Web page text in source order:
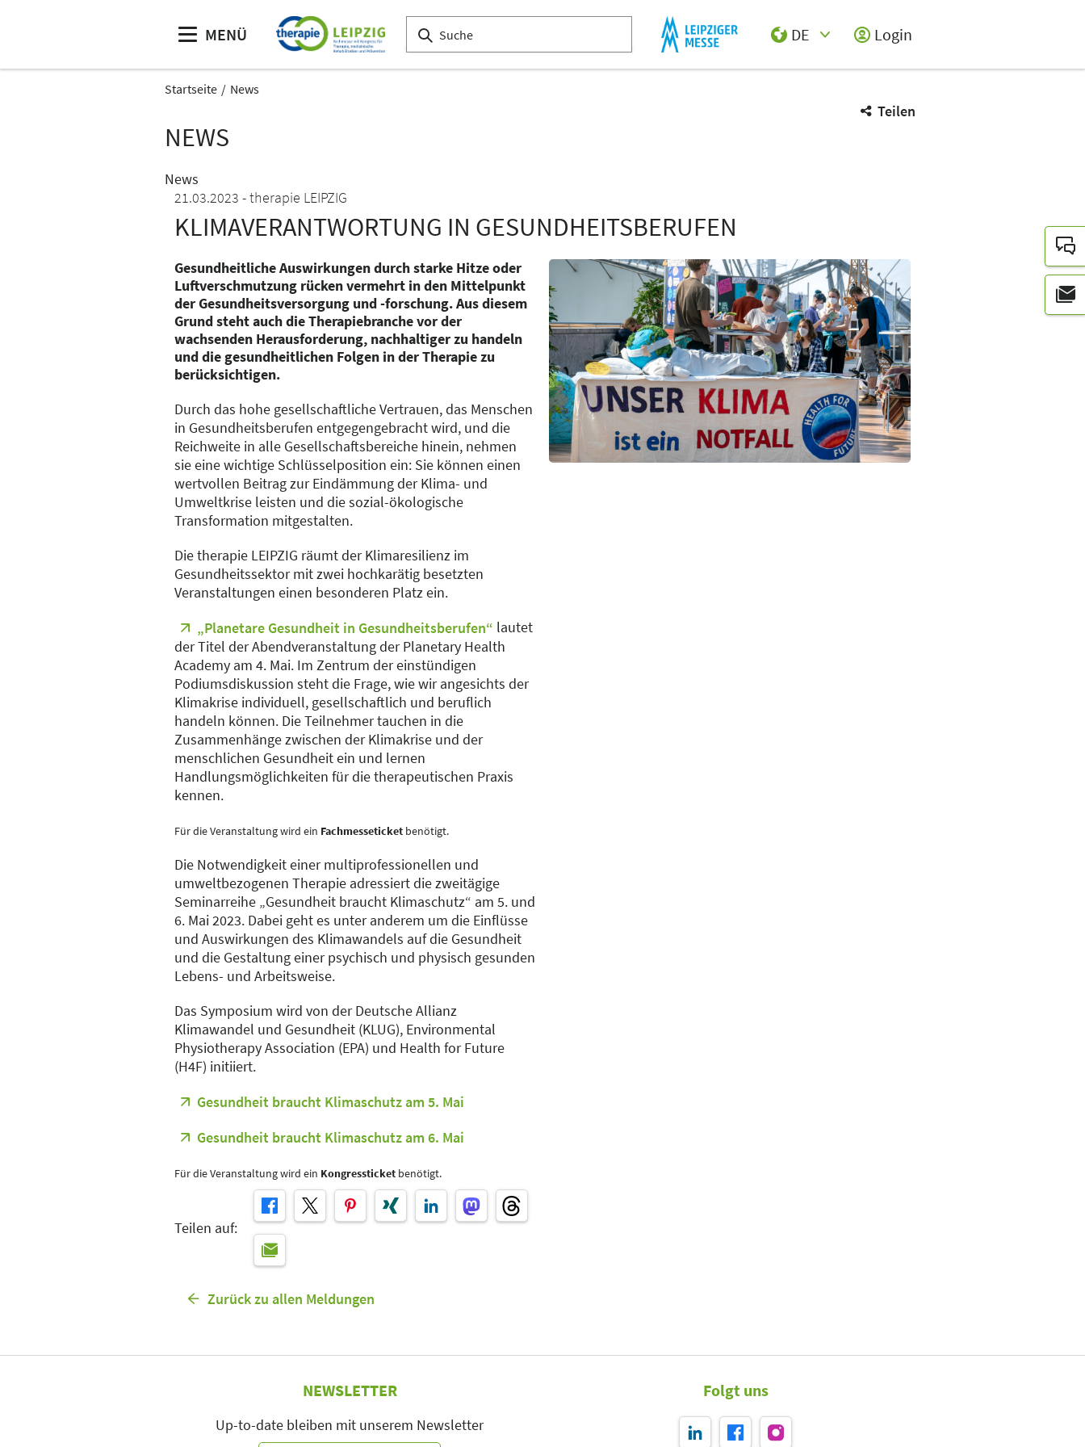
MENÜ
DE
Login
Startseite News
Teilen
NEWS
News
21.03.2023
therapie LEIPZIG
KLIMAVERANTWORTUNG IN GESUNDHEITSBERUFEN
Gesundheitliche Auswirkungen durch starke Hitze oder
Luftverschmutzung rücken vermehrt in den Mittelpunkt
der Gesundheitsversorgung und -forschung. Aus diesem
Grund steht auch die Therapiebranche vor der
wachsenden Herausforderung, nachhaltiger zu handeln
und die gesundheitlichen Folgen in der Therapie zu
berücksichtigen.
Durch das hohe gesellschaftliche Vertrauen, das Menschen
in Gesundheitsberufen entgegengebracht wird, und die
Reichweite in alle Gesellschaftsbereiche hinein, nehmen
sie eine wichtige Schlüsselposition ein: Sie können einen
wertvollen Beitrag zur Eindämmung der Klima- und
Umweltkrise leisten und die sozial-ökologische
Transformation mitgestalten.
Die therapie LEIPZIG räumt der Klimaresilienz im
Gesundheitssektor mit zwei hochkarätig besetzten
Veranstaltungen einen besonderen Platz ein.
„Planetare Gesundheit in Gesundheitsberufen“ lautet
der Titel der Abendveranstaltung der Planetary Health
Academy am 4. Mai. Im Zentrum der einstündigen
Podiumsdiskussion steht die Frage, wie wir angesichts der
Klimakrise individuell, gesellschaftlich und beruflich
handeln können. Die Teilnehmer tauchen in die
Zusammenhänge zwischen der Klimakrise und der
menschlichen Gesundheit ein und lernen
Handlungsmöglichkeiten für die therapeutischen Praxis
kennen.
Für die Veranstaltung wird ein Fachmesseticket benötigt.
Die Notwendigkeit einer multiprofessionellen und
umweltbezogenen Therapie adressiert die zweitägige
Seminarreihe „Gesundheit braucht Klimaschutz“ am 5. und
6. Mai 2023. Dabei geht es unter anderem um die Einflüsse
und Auswirkungen des Klimawandels auf die Gesundheit
und die Gestaltung einer psychisch und physisch gesunden
Lebens- und Arbeitsweise.
Das Symposium wird von der Deutsche Allianz
Klimawandel und Gesundheit (KLUG), Environmental
Physiotherapy Association (EPA) und Health for Future
(H4F) initiiert.
Gesundheit braucht Klimaschutz am 5. Mai
Gesundheit braucht Klimaschutz am 6. Mai
Für die Veranstaltung wird ein Kongressticket benötigt.
Teilen auf:
Zurück zu allen Meldungen
NEWSLETTER
Up-to-date bleiben mit unserem Newsletter
Folgt uns